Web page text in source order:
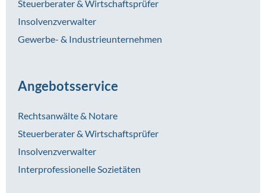
Steuerberater & Wirtschaftsprüfer
Insolvenzverwalter
Gewerbe- & Industrieunternehmen
Angebotsservice
Rechtsanwälte & Notare
Steuerberater & Wirtschaftsprüfer
Insolvenzverwalter
Interprofessionelle Sozietäten